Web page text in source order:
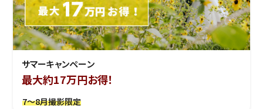
サマーキャンペーン
最大約17万円お得！
7～8月撮影限定